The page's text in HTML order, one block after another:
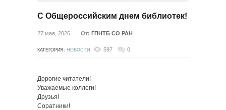
С Общероссийским днем библиотек!
27 мая, 2026 От: ГПНТБ СО РАН
КАТЕГОРИЯ: НОВОСТИ 597 0
Дорогие читатели!
Уважаемые коллеги!
Друзья!
Соратники!